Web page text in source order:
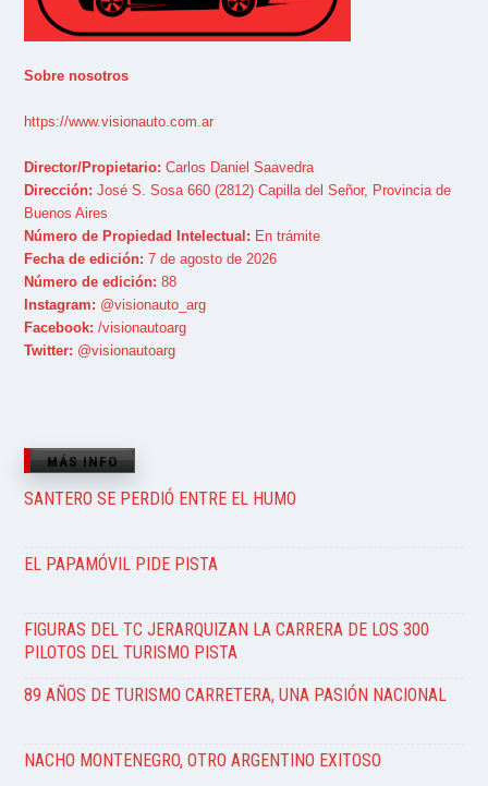
Sobre nosotros
https://www.visionauto.com.ar
Director/Propietario: Carlos Daniel Saavedra
Dirección: José S. Sosa 660 (2812) Capilla del Señor, Provincia de
Buenos Aires
Número de Propiedad Intelectual: En trámite
Fecha de edición: 7 de agosto de 2026
Número de edición: 88
Instagram: @visionauto_arg
Facebook: /visionautoarg
Twitter: @visionautoarg
MÁS INFO
SANTERO SE PERDIÓ ENTRE EL HUMO
EL PAPAMÓVIL PIDE PISTA
FIGURAS DEL TC JERARQUIZAN LA CARRERA DE LOS 300
PILOTOS DEL TURISMO PISTA
89 AÑOS DE TURISMO CARRETERA, UNA PASIÓN NACIONAL
NACHO MONTENEGRO, OTRO ARGENTINO EXITOSO